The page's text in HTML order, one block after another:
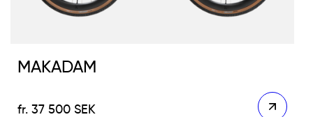
MAKADAM
37 500SEK